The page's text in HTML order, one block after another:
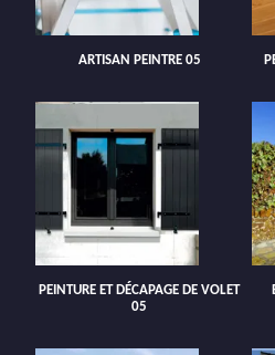
ARTISAN PEINTRE 05
PEINTURE ET DÉCAPAGE DE VOLET
05